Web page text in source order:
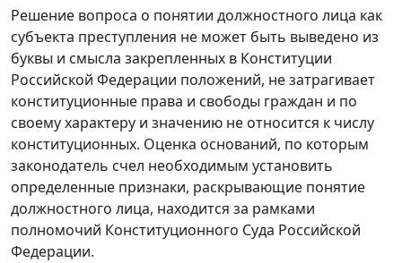
Решение вопроса о понятии должностного лица как
субъекта преступления не может быть выведено из
буквы и смысла закрепленных в Конституции
Российской Федерации положений, не затрагивает
конституционные права и свободы граждан и по
своему характеру и значению не относится к числу
конституционных. Оценка оснований, по которым
законодатель счел необходимым установить
определенные признаки, раскрывающие понятие
должностного лица, находится за рамками
полномочий Конституционного Суда Российской
Федерации.